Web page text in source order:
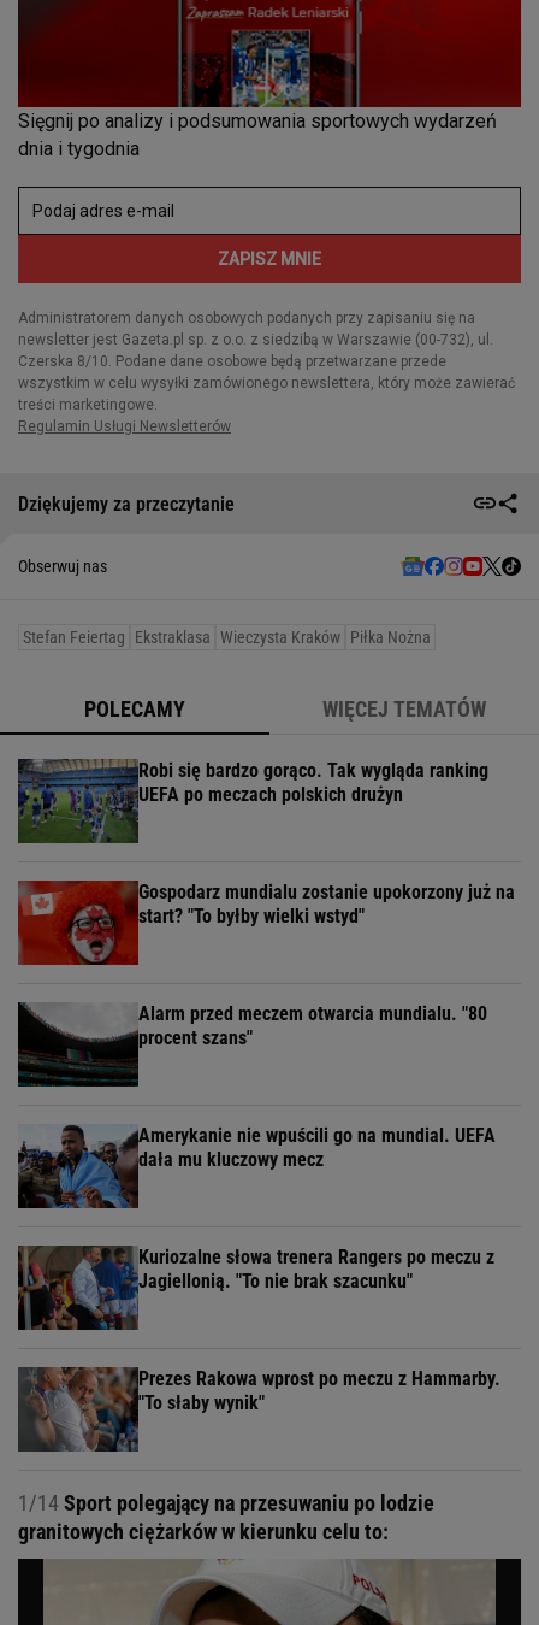
Dziękujemy za przeczytanie
Obserwuj nas
Stefan Feiertag Ekstraklasa Wieczysta Kraków Piłka Nożna
POLECAMY WIĘCEJ TEMATÓW
Robi się bardzo gorąco. Tak wygląda ranking
UEFA po meczach polskich drużyn
Gospodarz mundialu zostanie upokorzony już na
start? "To byłby wielki wstyd"
Alarm przed meczem otwarcia mundialu. "80
procent szans"
Amerykanie nie wpuścili go na mundial. UEFA
dała mu kluczowy mecz
Kuriozalne słowa trenera Rangers po meczu z
Jagiellonią. "To nie brak szacunku"
Prezes Rakowa wprost po meczu z Hammarby.
"To słaby wynik"
1/14Sport polegający na przesuwaniu po lodzie
granitowych ciężarków w kierunku celu to: